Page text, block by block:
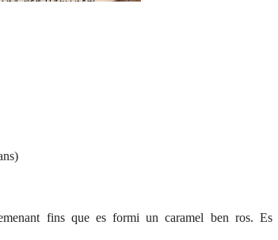
fins que es formi un caramel ben ros. Es